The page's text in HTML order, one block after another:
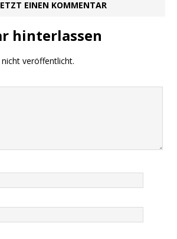
EINEN KOMMENTAR
hinterlassen
veröffentlicht.